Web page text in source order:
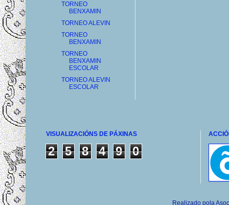
TORNEO
BENXAMIN
TORNEO ALEVIN
TORNEO
BENXAMIN
TORNEO
BENXAMIN
ESCOLAR
TORNEO ALEVIN
ESCOLAR
VISUALIZACIÓNS DE PÁXINAS
2 5 8 4 9 0
Realizado pola